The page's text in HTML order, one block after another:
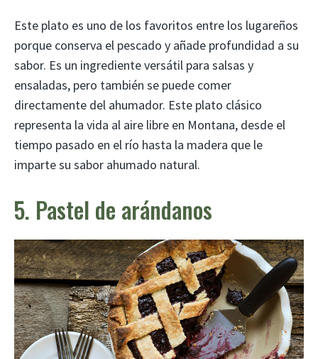
Este plato es uno de los favoritos entre los lugareños
porque conserva el pescado y añade profundidad a su
sabor. Es un ingrediente versátil para salsas y
ensaladas, pero también se puede comer
directamente del ahumador. Este plato clásico
representa la vida al aire libre en Montana, desde el
tiempo pasado en el río hasta la madera que le
imparte su sabor ahumado natural.
5. Pastel de arándanos